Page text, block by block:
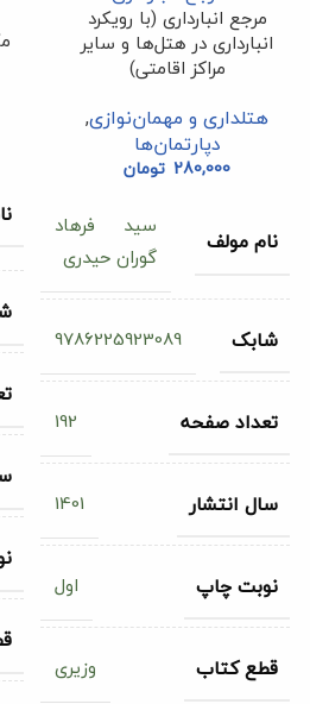
مرجع انبارداری (با رویکرد
انبارداری در هتل‌ها و سایر
مراکز اقامتی)
هتلداری و مهمان‌نوازی,
دپارتمان‌ها
280,000 تومان
نام مولف
سید فرهاد
گوران حیدری
شابک 9786225923089
تعداد صفحه 192
سال انتشار 1401
نوبت چاپ اول
قطع کتاب وزیری